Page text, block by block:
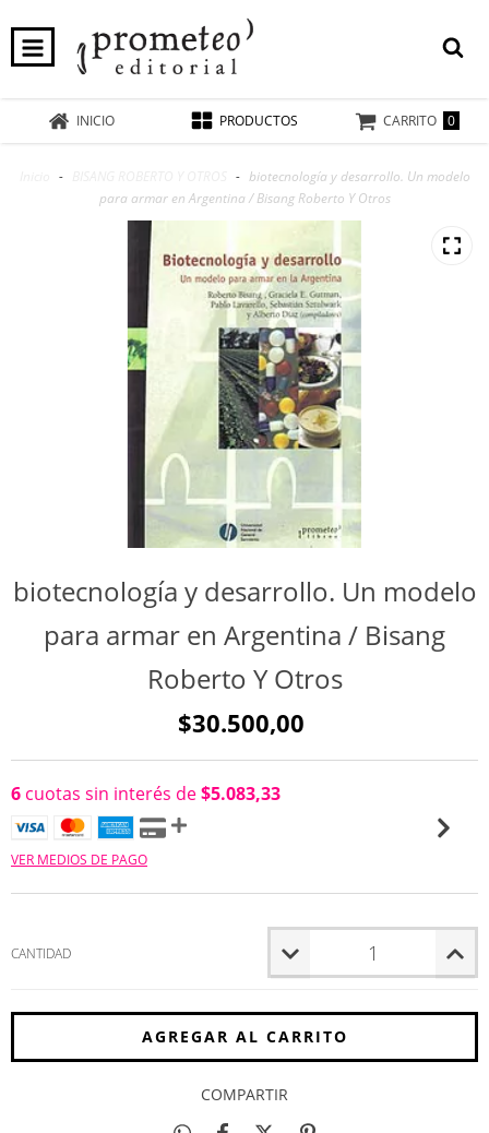
INICIO PRODUCTOS CARRITO 0
- - biotecnología y desarrollo. Un modelo
para armar en Argentina / Bisang Roberto Y Otros
biotecnología y desarrollo. Un modelo
para armar en Argentina / Bisang
Roberto Y Otros
$30.500,00
6 cuotas sin interés de$5.083,33
VER MEDIOS DE PAGO
CANTIDAD
COMPARTIR